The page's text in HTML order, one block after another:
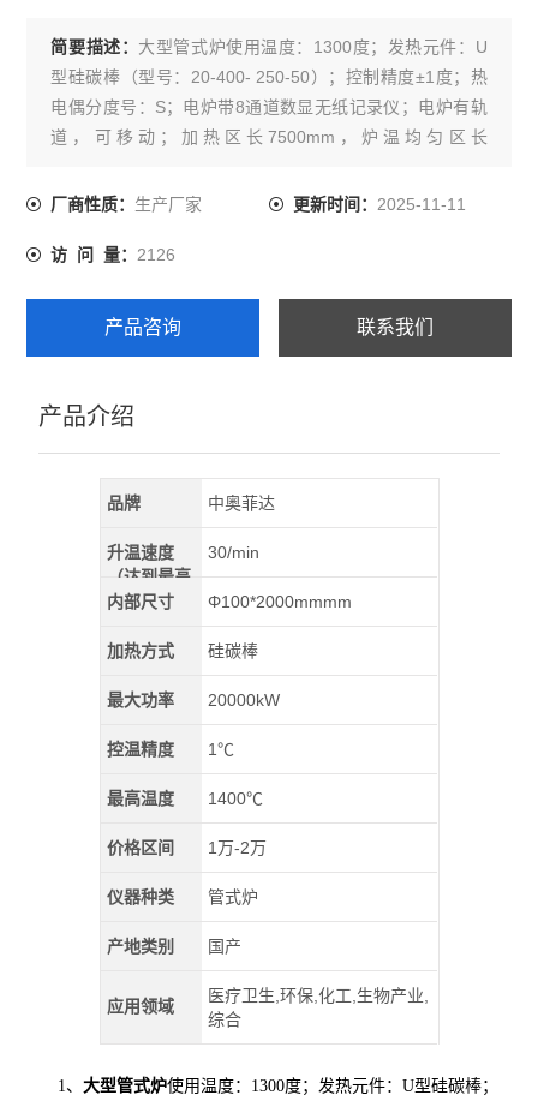
简要描述： 大型管式炉使用温度：1300度；发热元件：U
型硅碳棒（型号：20-400- 250-50）；控制精度±1度；热
电偶分度号：S；电炉带8通道数显无纸记录仪；电炉有轨
道，可移动；加热区长7500mm，炉温均匀区长
压380V；
厂商性质： 生产厂家 更新时间： 2025-11-11
访 问 量：2126
产品咨询 联系我们
产品介绍
品牌 中奥菲达
升温速度
（达到最高
温）
30/min
内部尺寸 Φ100*2000mmmm
加热方式 硅碳棒
最大功率 20000kW
控温精度 1℃
最高温度 1400℃
价格区间 1万-2万
仪器种类 管式炉
产地类别 国产
应用领域
医疗卫生,环保,化工,生物产业,
综合
1、大型管式炉使用温度：1300度；发热元件：U型硅碳棒；